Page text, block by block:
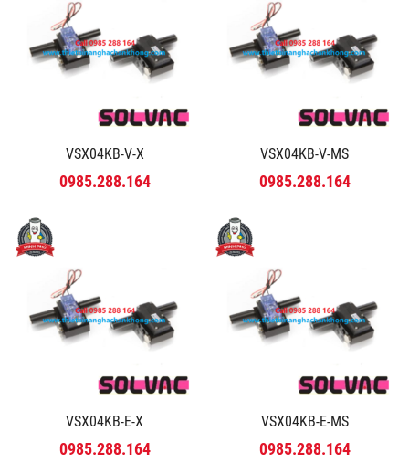
VSX04KB-V-X
0985.288.164
VSX04KB-V-MS
0985.288.164
VSX04KB-E-X
0985.288.164
VSX04KB-E-MS
0985.288.164